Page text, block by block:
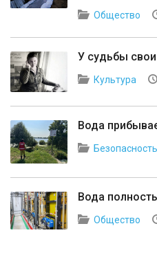
Общество
У судьбы
Культура
Вода
Безопасность
Вода
Общество